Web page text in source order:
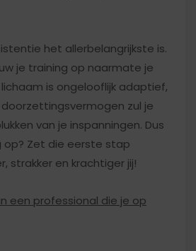
het allerbelangrijkste is.
je training op naarmate je
is ongelooflijk adaptief,
zul je
van je inspanningen. Dus
op? Zet die eerste stap
strakker en krachtiger jij!
een professional die je op